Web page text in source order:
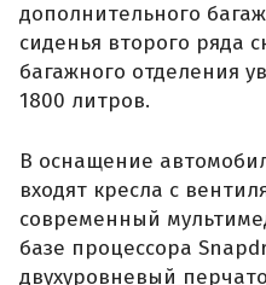
дополнительного
сиденья второго ряда
багажного отделения
1800 литров.
В оснащение
входят кресла с
современный
базе процессора
двухуровневый